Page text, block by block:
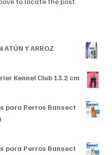
ATÚN Y ARROZ
Kennel Club 13.2 cm
para Perros Bansect
para Perros Bansect